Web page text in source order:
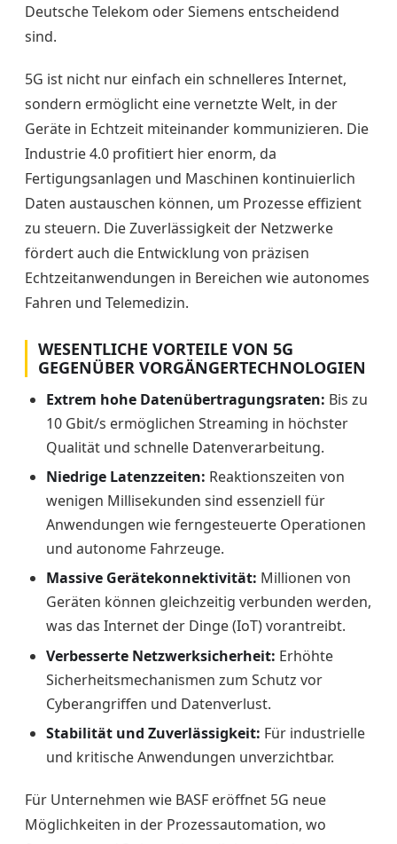
Deutsche Telekom oder Siemens entscheidend
sind.
5G ist nicht nur einfach ein schnelleres Internet,
sondern ermöglicht eine vernetzte Welt, in der
Geräte in Echtzeit miteinander kommunizieren. Die
Industrie 4.0 profitiert hier enorm, da
Fertigungsanlagen und Maschinen kontinuierlich
Daten austauschen können, um Prozesse effizient
zu steuern. Die Zuverlässigkeit der Netzwerke
fördert auch die Entwicklung von präzisen
Echtzeitanwendungen in Bereichen wie autonomes
Fahren und Telemedizin.
WESENTLICHE VORTEILE VON 5G
GEGENÜBER VORGÄNGERTECHNOLOGIEN
Extrem hohe Datenübertragungsraten: Bis zu
10 Gbit/s ermöglichen Streaming in höchster
Qualität und schnelle Datenverarbeitung.
Niedrige Latenzzeiten: Reaktionszeiten von
wenigen Millisekunden sind essenziell für
Anwendungen wie ferngesteuerte Operationen
und autonome Fahrzeuge.
Massive Gerätekonnektivität: Millionen von
Geräten können gleichzeitig verbunden werden,
was das Internet der Dinge (IoT) vorantreibt.
Verbesserte Netzwerksicherheit: Erhöhte
Sicherheitsmechanismen zum Schutz vor
Cyberangriffen und Datenverlust.
Stabilität und Zuverlässigkeit: Für industrielle
und kritische Anwendungen unverzichtbar.
Für Unternehmen wie BASF eröffnet 5G neue
Möglichkeiten in der Prozessautomation, wo